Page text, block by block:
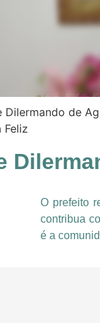
Dilermando de
Feliz
O prefeito
contribua
é a